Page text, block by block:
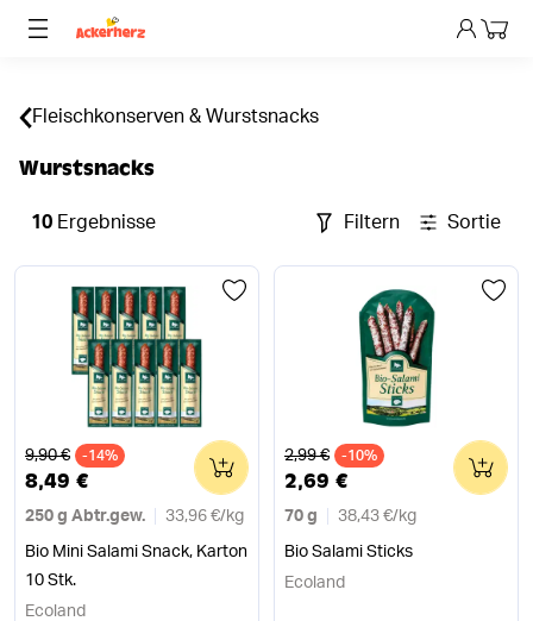
Dein
Fleischkonserven & Wurstsnacks
Wurstsnacks
10 Ergebnisse Filtern Sortieren
Alter Preis
9,90 € -14%
8,49 €
250 g Abtr.gew. 33,96 €/ kg
Bio Mini Salami Snack, Karton
10 Stk.
0
Ecoland
Alter Preis
2,99 € -10%
2,69 €
70 g 38,43 €/ kg
Bio Salami Sticks
0
Ecoland